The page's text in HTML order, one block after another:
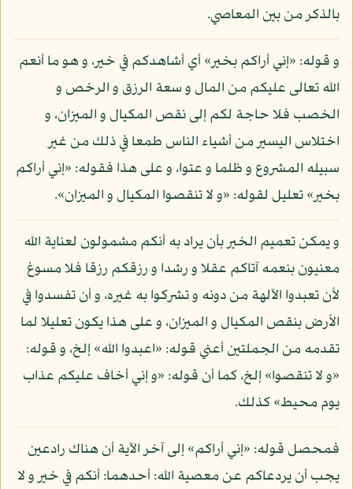
بالذكر من بين المعاصي.
و قوله: «إني أراكم بخير» أي أشاهدكم في خير، و هو ما أنعم
الله تعالى عليكم من المال و سعة الرزق و الرخص و
الخصب فلا حاجة لكم إلى نقص المكيال و الميزان، و
اختلاس اليسير من أشياء الناس طمعا في ذلك من غير
سبيله المشروع و ظلما و عتوا، و على هذا فقوله: «إني أراكم
بخير» تعليل لقوله: «و لا تنقصوا المكيال و الميزان».
و يمكن تعميم الخير بأن يراد به أنكم مشمولون لعناية الله
معنيون بنعمه آتاكم عقلا و رشدا و رزقكم رزقا فلا مسوغ
لأن تعبدوا الآلهة من دونه و تشركوا به غيره، و أن تفسدوا في
الأرض بنقص المكيال و الميزان، و على هذا يكون تعليلا لما
تقدمه من الجملتين أعني قوله: «اعبدوا الله» إلخ، و قوله:
«و لا تنقصوا» إلخ، كما أن قوله: «و إني أخاف عليكم عذاب
يوم محيط» كذلك.
فمحصل قوله: «إني أراكم» إلى آخر الآية أن هناك رادعين
يجب أن يردعاكم عن معصية الله: أحدهما: أنكم في خير و لا